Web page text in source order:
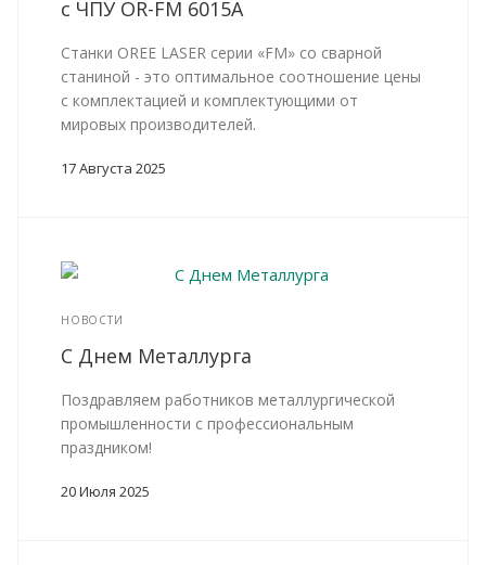
с ЧПУ OR-FM 6015А
Станки OREE LASER серии «FM» со сварной
станиной - это оптимальное соотношение цены
с комплектацией и комплектующими от
мировых производителей.
17 Августа 2025
НОВОСТИ
С Днем Металлурга
Поздравляем работников металлургической
промышленности с профессиональным
праздником!
20 Июля 2025